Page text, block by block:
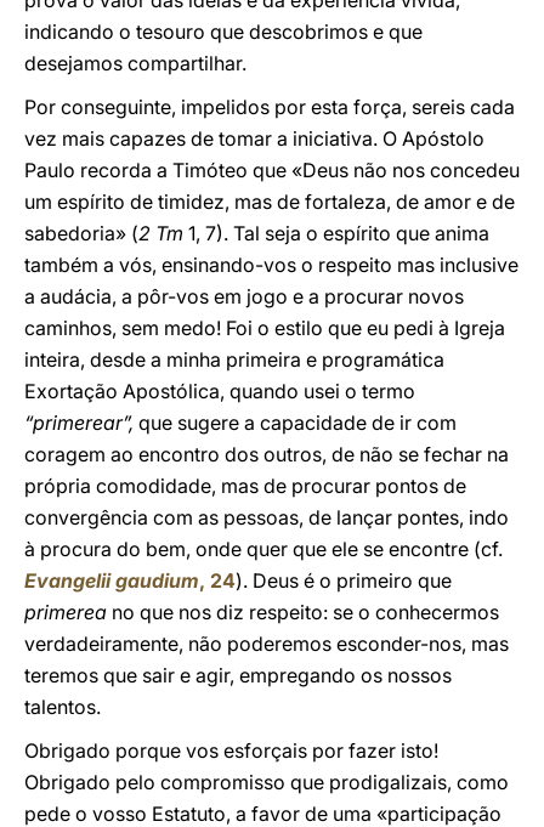
indicando o tesouro que descobrimos e que
desejamos compartilhar.
Por conseguinte, impelidos por esta força, sereis cada
vez mais capazes de tomar a iniciativa. O Apóstolo
Paulo recorda a Timóteo que «Deus não nos concedeu
um espírito de timidez, mas de fortaleza, de amor e de
sabedoria» (2 Tm 1, 7). Tal seja o espírito que anima
também a vós, ensinando-vos o respeito mas inclusive
a audácia, a pôr-vos em jogo e a procurar novos
caminhos, sem medo! Foi o estilo que eu pedi à Igreja
inteira, desde a minha primeira e programática
Exortação Apostólica, quando usei o termo
“primerear”, que sugere a capacidade de ir com
coragem ao encontro dos outros, de não se fechar na
própria comodidade, mas de procurar pontos de
convergência com as pessoas, de lançar pontes, indo
à procura do bem, onde quer que ele se encontre (cf.
Evangelii gaudium, 24). Deus é o primeiro que
primerea no que nos diz respeito: se o conhecermos
verdadeiramente, não poderemos esconder-nos, mas
teremos que sair e agir, empregando os nossos
talentos.
Obrigado porque vos esforçais por fazer isto!
Obrigado pelo compromisso que prodigalizais, como
pede o vosso Estatuto, a favor de uma «participação